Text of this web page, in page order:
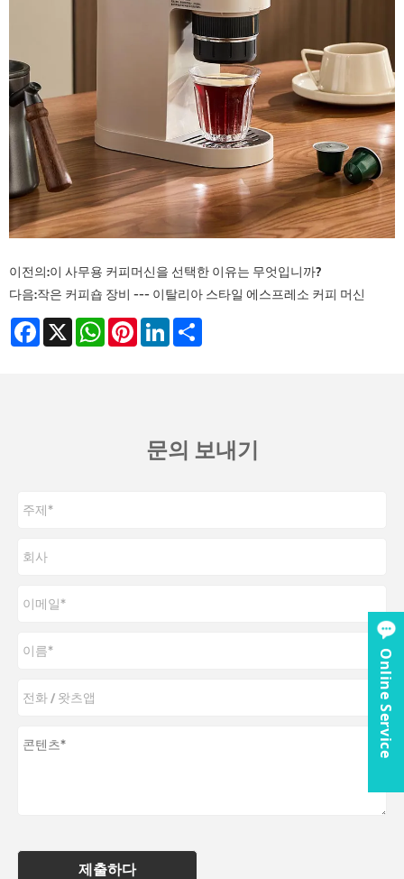
이전의:이 사무용 커피머신을 선택한 이유는 무엇입니까?
다음:작은 커피숍 장비 --- 이탈리아 스타일 에스프레소 커피 머신
Facebook
X WhatsAppPinterestLinkedIn
문의 보내기
제출하다
Online Service